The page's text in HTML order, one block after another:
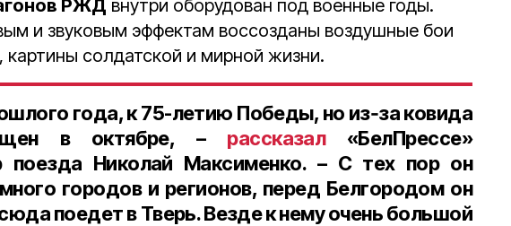
РЖД внутри оборудован под военные годы.
и звуковым эффектам воссозданы воздушные бои
картины солдатской и мирной жизни.
года, к75-летию Победы, но из‑за ковида
в октябре, – рассказал«БелПрессе»
поезда Николай Максименко. – С тех пор он
городов и регионов, перед Белгородом он
поедет в Тверь. Везде к нему очень большой